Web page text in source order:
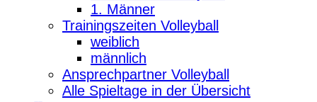
1. Männer
Trainingszeiten Volleyball
weiblich
männlich
Ansprechpartner Volleyball
Alle Spieltage in der Übersicht